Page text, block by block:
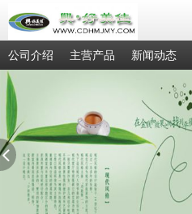
公司介绍 主营产品 新闻动态
成功案例 客户留言